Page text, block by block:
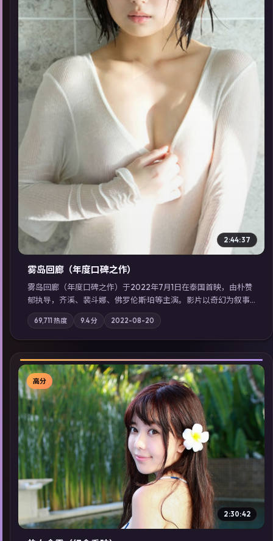
▶
2:44:37
雾岛回廊（年度口碑之作）
雾岛回廊（年度口碑之作）于2022年7月1日在泰国首映，由朴赞
郁执导，齐溪、裴斗娜、佛罗伦斯·珀等主演。影片以奇幻为叙事
主轴，边境小镇的平静被一封匿名信彻底打破；摄影与配乐强化
地域气质；站内亦可通过「国产免费观看高清电视剧在线看」延
展检索同类型高分佳作，畅享高清在线追剧体验。
69,711 热度 9.4分 2022-08-20
▶
高分
2:30:42